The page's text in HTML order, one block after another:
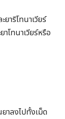
าริโทนาเวียร์
โทนาเวียร์หรือ
าลงไปทั้งเม็ด